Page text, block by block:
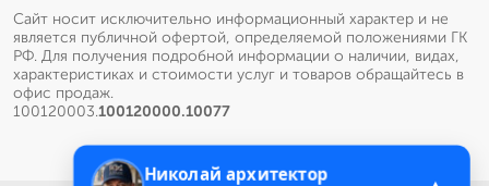
Сайт носит исключительно информационный характер и не
является публичной офертой, определяемой положениями ГК
РФ. Для получения подробной информации о наличии, видах,
характеристиках и стоимости услуг и товаров обращайтесь в
офис продаж.
100120003.100120000.10077
Николай архитектор